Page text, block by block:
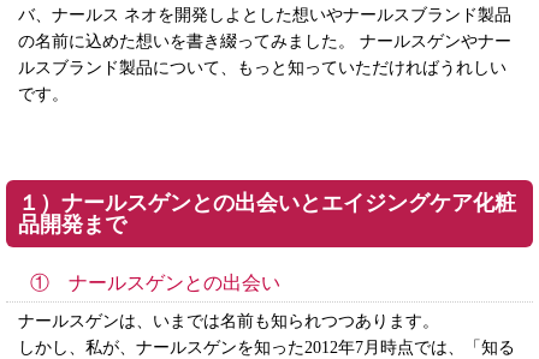
バ、ナールス ネオを開発しよとした想いやナールスブランド製品
の名前に込めた想いを書き綴ってみました。 ナールスゲンやナー
ルスブランド製品について、もっと知っていただければうれしい
です。
１）ナールスゲンとの出会いとエイジングケア化粧
品開発まで
① ナールスゲンとの出会い
ナールスゲンは、いまでは名前も知られつつあります。
しかし、私が、ナールスゲンを知った2012年7月時点では、「知る